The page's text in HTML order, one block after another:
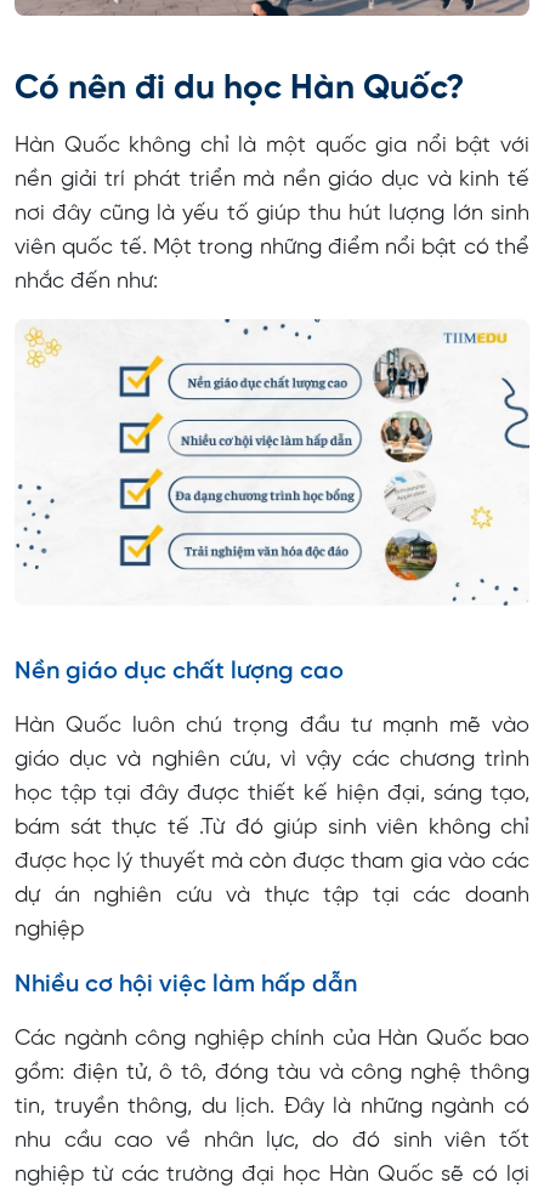
Chi phí chứng minh tài chính
Chi phí xin visa
Chi phí đi Hàn
Học phí tài Hàn Quốc bao nhiêu tiền?
Chi phí thuê nhà
Chi phí sinh hoạt tại Hàn
Hồ sơ du học Hàn Quốc cần những gì?
Quy trình xin visa du học Hàn Quốc
Kinh nghiệm du học Hàn Quốc 2025
Xác định ngành nghề
Săn học bổng
Có nên đi du học Hàn Quốc?
Hàn Quốc không chỉ là một quốc gia nổi bật với
nền giải trí phát triển mà nền giáo dục và kinh tế
nơi đây cũng là yếu tố giúp thu hút lượng lớn sinh
viên quốc tế. Một trong những điểm nổi bật có thể
nhắc đến như:
Nền giáo dục chất lượng cao
Hàn Quốc luôn chú trọng đầu tư mạnh mẽ vào
giáo dục và nghiên cứu, vì vậy các chương trình
học tập tại đây được thiết kế hiện đại, sáng tạo,
bám sát thực tế .Từ đó giúp sinh viên không chỉ
được học lý thuyết mà còn được tham gia vào các
dự án nghiên cứu và thực tập tại các doanh
nghiệp
Nhiều cơ hội việc làm hấp dẫn
Các ngành công nghiệp chính của Hàn Quốc bao
gồm: điện tử, ô tô, đóng tàu và công nghệ thông
tin, truyền thông, du lịch. Đây là những ngành có
nhu cầu cao về nhân lực, do đó sinh viên tốt
nghiệp từ các trường đại học Hàn Quốc sẽ có lợi